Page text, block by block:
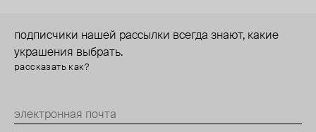
подписчики нашей рассылки всегда знают, какие
украшения выбрать.
рассказать как?